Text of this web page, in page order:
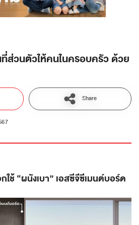
ส่วนตัวให้คนในครอบครัว ด้วย
Share
ช้ “ผนังเบา” เอสซีจีซีเมนต์บอร์ด